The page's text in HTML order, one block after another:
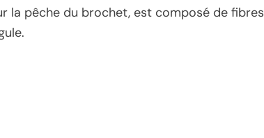
la pêche du brochet, est composé de fibres